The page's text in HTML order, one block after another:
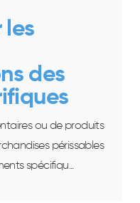
les
des
ou de produits
périssables
spécifiqu...